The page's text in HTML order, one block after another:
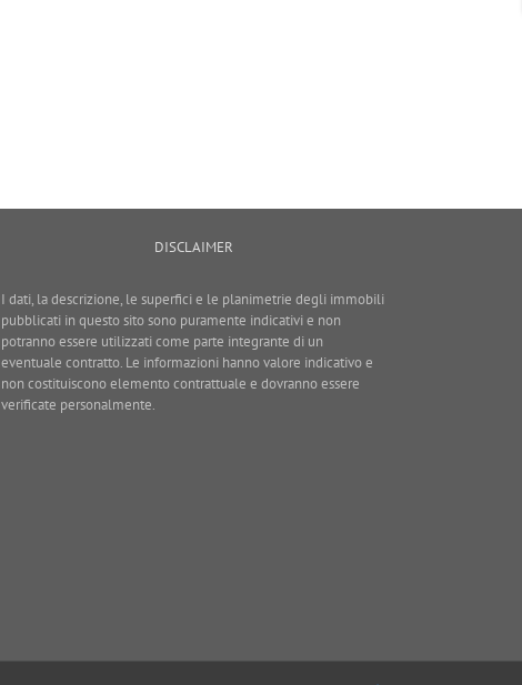
DISCLAIMER
I dati, la descrizione, le superfici e le planimetrie degli immobili
pubblicati in questo sito sono puramente indicativi e non
potranno essere utilizzati come parte integrante di un
eventuale contratto. Le informazioni hanno valore indicativo e
non costituiscono elemento contrattuale e dovranno essere
verificate personalmente.